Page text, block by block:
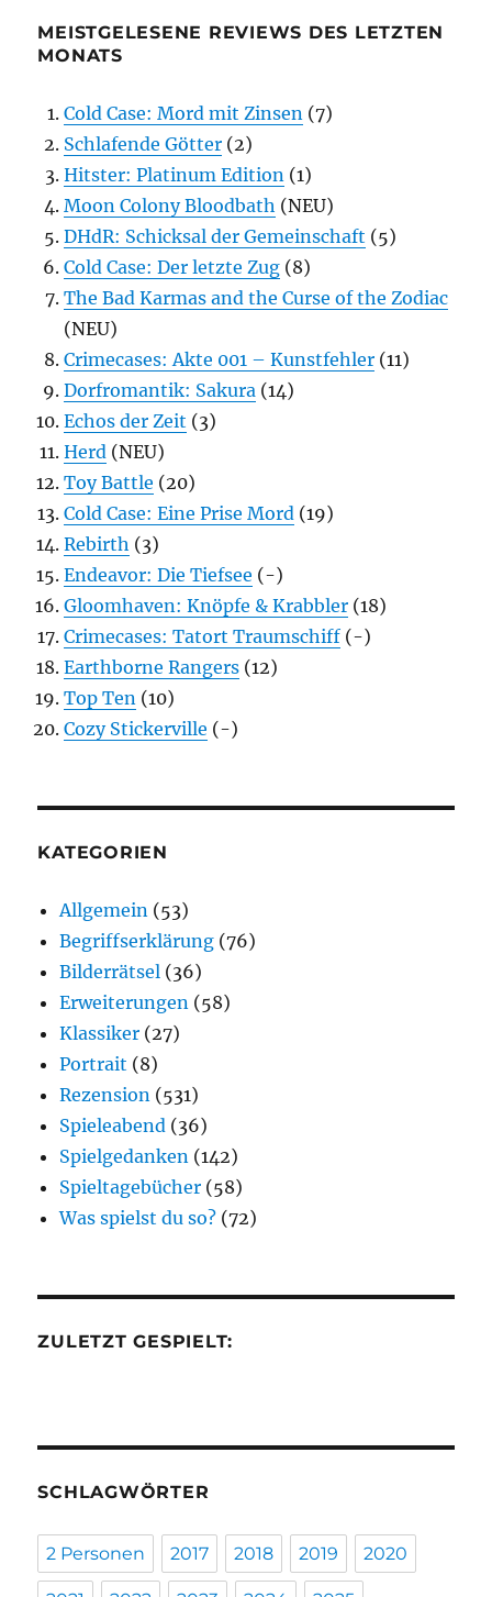
MEISTGELESENE REVIEWS DES LETZTEN
MONATS
Cold Case: Mord mit Zinsen (7)
Schlafende Götter (2)
Hitster: Platinum Edition (1)
Moon Colony Bloodbath (NEU)
DHdR: Schicksal der Gemeinschaft (5)
Cold Case: Der letzte Zug (8)
The Bad Karmas and the Curse of the Zodiac
(NEU)
Crimecases: Akte 001 – Kunstfehler (11)
Dorfromantik: Sakura (14)
Echos der Zeit (3)
Herd (NEU)
Toy Battle (20)
Cold Case: Eine Prise Mord (19)
Rebirth (3)
Endeavor: Die Tiefsee (-)
Gloomhaven: Knöpfe & Krabbler (18)
Crimecases: Tatort Traumschiff (-)
Earthborne Rangers (12)
Top Ten (10)
Cozy Stickerville (-)
KATEGORIEN
Allgemein (53)
Begriffserklärung (76)
Bilderrätsel (36)
Erweiterungen (58)
Klassiker (27)
Portrait (8)
Rezension (531)
Spieleabend (36)
Spielgedanken (142)
Spieltagebücher (58)
Was spielst du so? (72)
ZULETZT GESPIELT:
SCHLAGWÖRTER
2 Personen 2017 2018 2019 2020